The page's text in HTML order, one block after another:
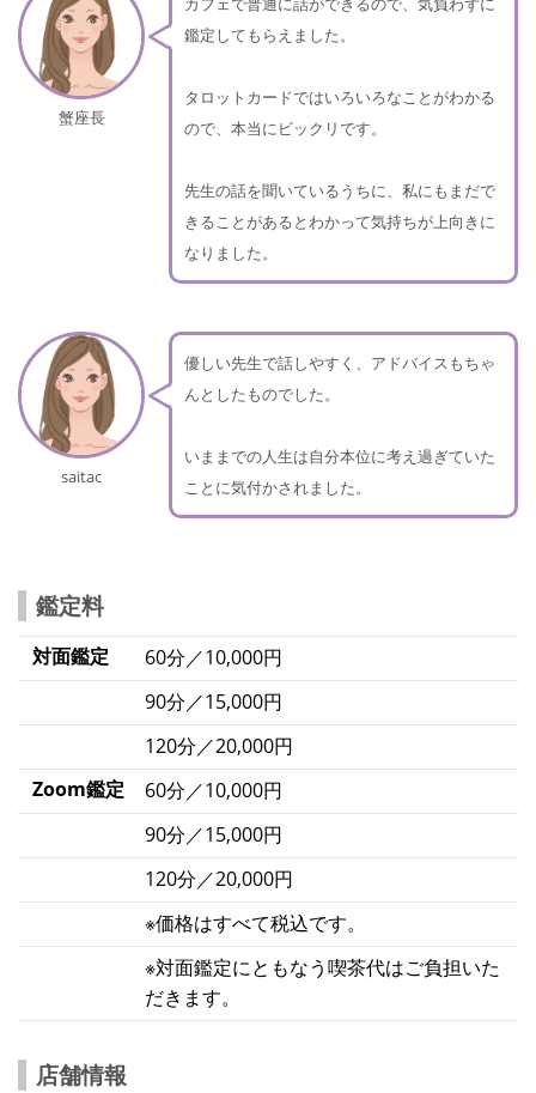
蟹座長
鑑定してもらえました。
タロットカードではいろいろなことがわかる
ので、本当にビックリです。
先生の話を聞いているうちに、私にもまだで
きることがあるとわかって気持ちが上向きに
なりました。
saitac
優しい先生で話しやすく、アドバイスもちゃ
んとしたものでした。
いままでの人生は自分本位に考え過ぎていた
ことに気付かされました。
鑑定料
対面鑑定
60分／10,000円
90分／15,000円
120分／20,000円
Zoom鑑定
60分／10,000円
90分／15,000円
120分／20,000円
※価格はすべて税込です。
※対面鑑定にともなう喫茶代はご負担いた
だきます。
店舗情報